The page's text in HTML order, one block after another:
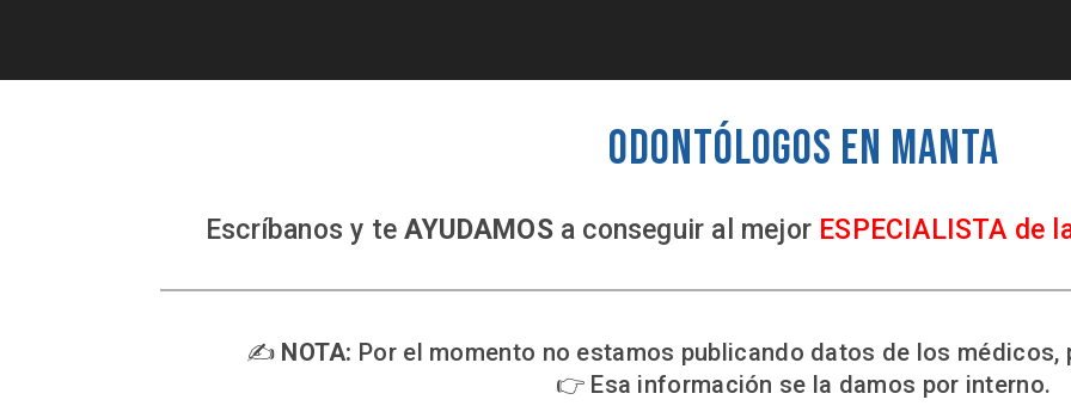
Odontólogos en Manta
Escríbanos y teAYUDAMOSa conseguir al mejor ESPECIALISTA de
✍️ NOTA: Por el momento no estamos publicando datos de los
👉 Esa información se la damos por interno.